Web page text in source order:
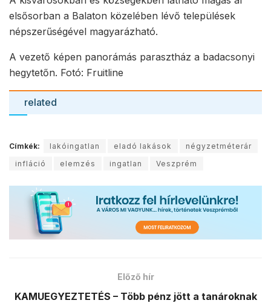
elsősorban a Balaton közelében lévő települések
népszerűségével magyarázható.
A vezető képen panorámás parasztház a badacsonyi
hegytetőn. Fotó: Fruitline
related
Címkék: lakóingatlan eladó lakások
négyzetméterár
infláció
elemzés ingatlan Veszprém
Előző hír
KAMUEGYEZTETÉS – Több pénz jött a tanároknak